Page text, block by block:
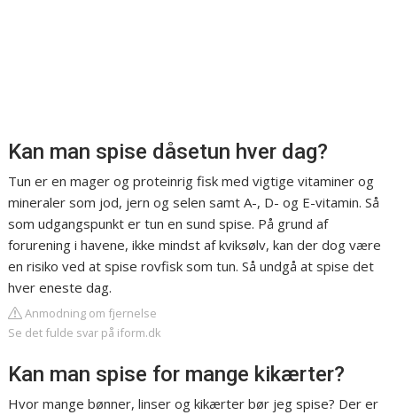
Kan man spise dåsetun hver dag?
Tun er en mager og proteinrig fisk med vigtige vitaminer og
mineraler som jod, jern og selen samt A-, D- og E-vitamin. Så
som udgangspunkt er tun en sund spise. På grund af
forurening i havene, ikke mindst af kviksølv, kan der dog være
en risiko ved at spise rovfisk som tun. Så undgå at spise det
hver eneste dag.
Anmodning om fjernelse
Se det fulde svar på iform.dk
Kan man spise for mange kikærter?
Hvor mange bønner, linser og kikærter bør jeg spise? Der er